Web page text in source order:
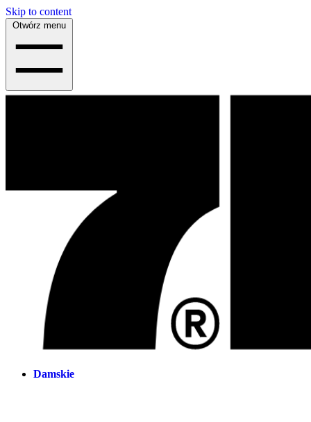
Skip to content
Otwórz menu
Damskie